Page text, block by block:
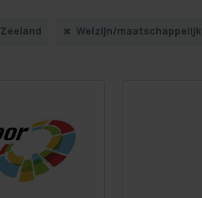
Zeeland Welzijn/maatschappelijk